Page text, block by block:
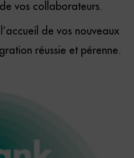
vos collaborateurs.
de vos nouveaux
réussie et pérenne.